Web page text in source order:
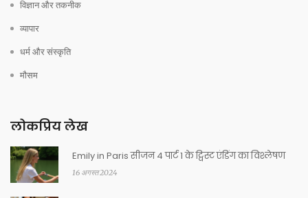
विज्ञान और तकनीक
व्यापार
धर्म और संस्कृति
मौसम
लोकप्रिय लेख
Emily in Paris सीजन 4 पार्ट 1 के ट्विस्ट एंडिंग का विश्लेषण
16 अगस्त 2024